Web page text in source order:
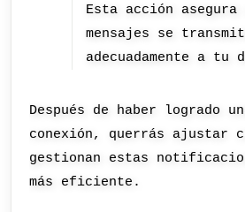
Esta acción asegura
mensajes se
adecuadamente a
Después de haber logrado
conexión, querrás ajustar
gestionan estas
más eficiente.